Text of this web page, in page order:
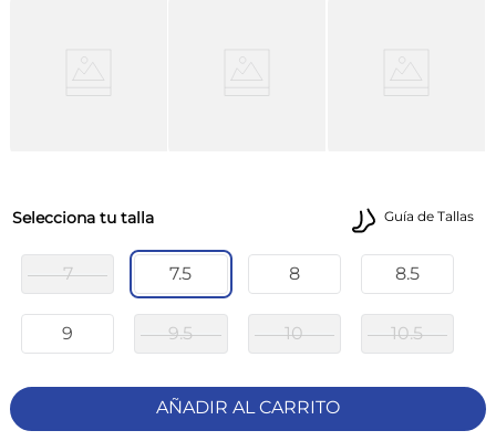
Guía de Tallas
talla
10 10.5
7 7.5 8 8.5
9 9.5
AÑADIR AL CARRITO